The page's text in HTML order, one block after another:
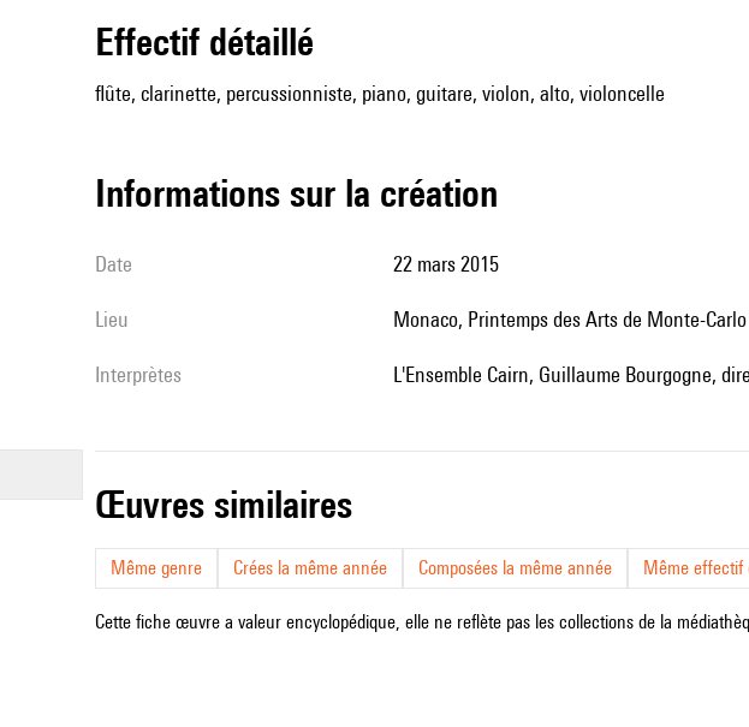
effectif détaillé
flûte, clarinette, percussionniste, piano, guitare, violon, alto, violoncelle
informations sur la création
date 22 mars 2015
lieu Monaco, Printemps des Arts de Monte-Carlo
interprètes l'Ensemble Cairn, Guillaume Bourgogne,
œuvres similaires
Même genre Crées la même année Composées la même année Même effectif
Cette fiche œuvre a valeur encyclopédique, elle ne reflète pas les collections de la